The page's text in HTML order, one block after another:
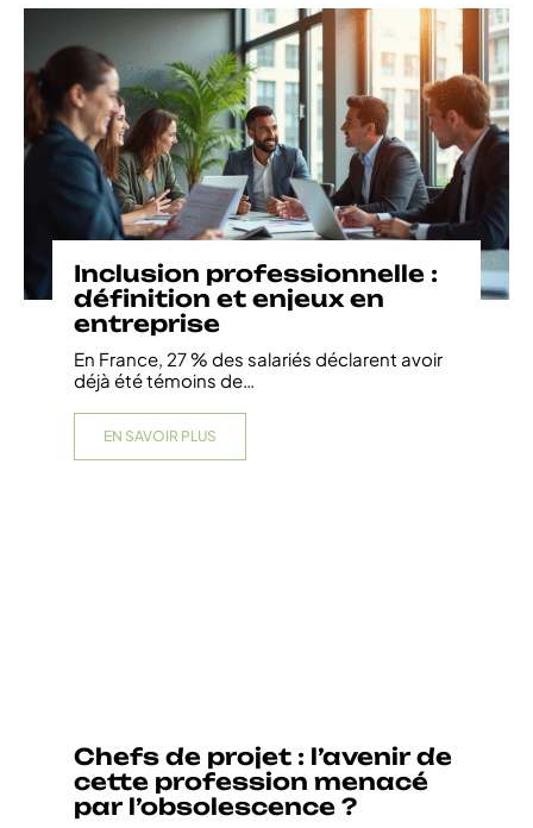
Inclusion professionnelle :
définition et enjeux en
entreprise
En France, 27 % des salariés déclarent avoir
déjà été témoins de…
EN SAVOIR PLUS
Chefs de projet : l’avenir de
cette profession menacé
par l’obsolescence ?